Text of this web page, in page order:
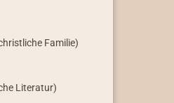
Familie)
Literatur)